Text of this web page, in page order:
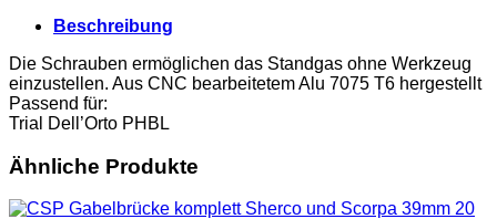
Beschreibung
Die Schrauben ermöglichen das Standgas ohne Werkzeug
einzustellen. Aus CNC bearbeitetem Alu 7075 T6 hergestellt
Passend für:
Trial Dell’Orto PHBL
Ähnliche Produkte